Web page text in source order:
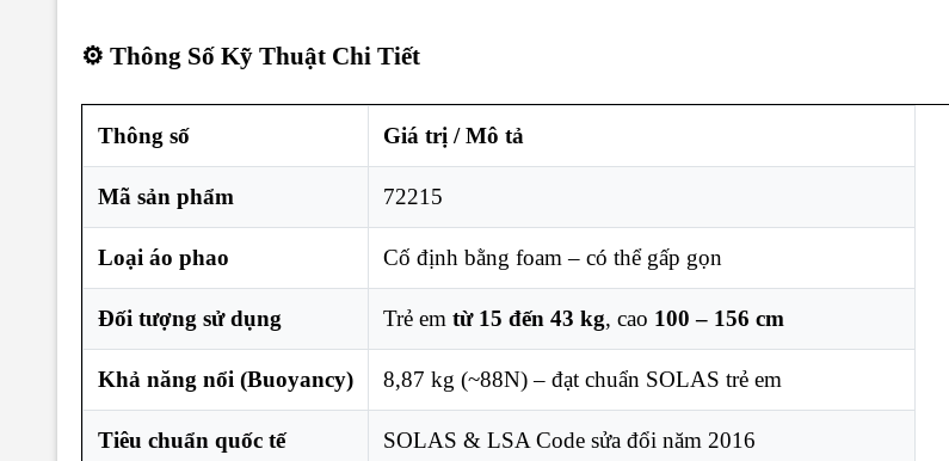
⚙️ Thông Số Kỹ Thuật Chi Tiết
Thông số Giá trị / Mô tả
Mã sản phẩm 72215
Loại áo phao Cố định bằng foam – có thể gấp gọn
Đối tượng sử dụng Trẻ em từ 15 đến 43 kg, cao 100 – 156 cm
Khả năng nổi (Buoyancy) 8,87 kg (~88N) – đạt chuẩn SOLAS trẻ em
Tiêu chuẩn quốc tế SOLAS & LSA Code sửa đổi năm 2016